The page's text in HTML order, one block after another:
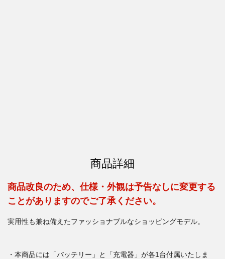
商品詳細
商品改良のため、仕様・外観は予告なしに変更する
ことがありますのでご了承ください。
実用性も兼ね備えたファッショナブルなショッピングモデル。
・本商品には「バッテリー」と「充電器」が各1台付属いたしま